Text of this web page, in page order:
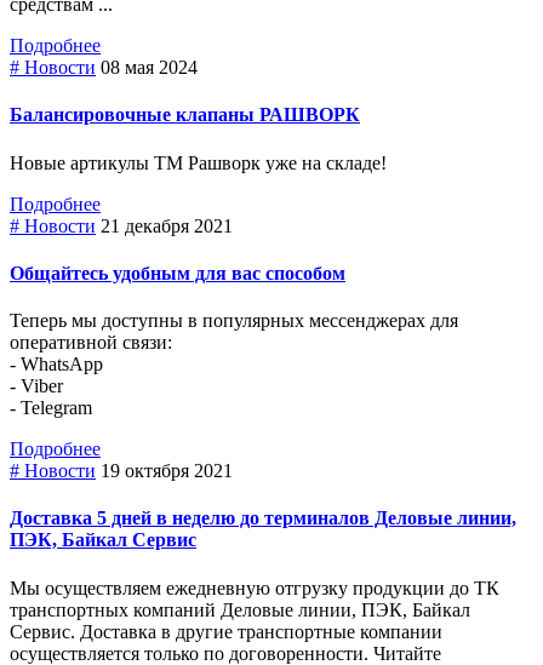
средствам ...
Подробнее
# Новости 08 мая 2024
Балансировочные клапаны РАШВОРК
Новые артикулы ТМ Рашворк уже на складе!
Подробнее
# Новости 21 декабря 2021
Общайтесь удобным для вас способом
Теперь мы доступны в популярных мессенджерах для
оперативной связи:
- WhatsApp
- Viber
- Telegram
Подробнее
# Новости 19 октября 2021
Доставка 5 дней в неделю до терминалов Деловые линии,
ПЭК, Байкал Сервис
Мы осуществляем ежедневную отгрузку продукции до ТК
транспортных компаний Деловые линии, ПЭК, Байкал
Сервис. Доставка в другие транспортные компании
осуществляется только по договоренности. Читайте